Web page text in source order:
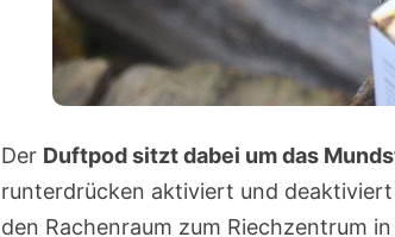
Der Duftpod sitzt dabei um das
runterdrücken aktiviert und
den Rachenraum zum Riechzentrum